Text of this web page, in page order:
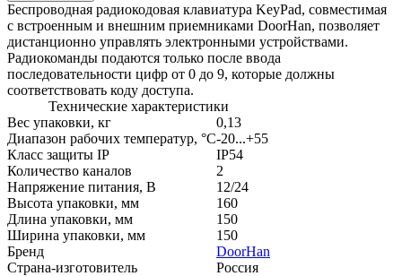
Беспроводная радиокодовая клавиатура KeyPad, совместимая
с встроенным и внешним приемниками DoorHan, позволяет
дистанционно управлять электронными устройствами.
Радиокоманды подаются только после ввода
последовательности цифр от 0 до 9, которые должны
соответствовать коду доступа.
Технические характеристики
Вес упаковки, кг
0,13
Диапазон рабочих температур, °С-20...+55
Класс защиты IP
IP54
Количество каналов
2
Напряжение питания, В
12/24
Высота упаковки, мм
160
Длина упаковки, мм
150
Ширина упаковки, мм
150
Бренд
DoorHan
Страна-изготовитель
Россия